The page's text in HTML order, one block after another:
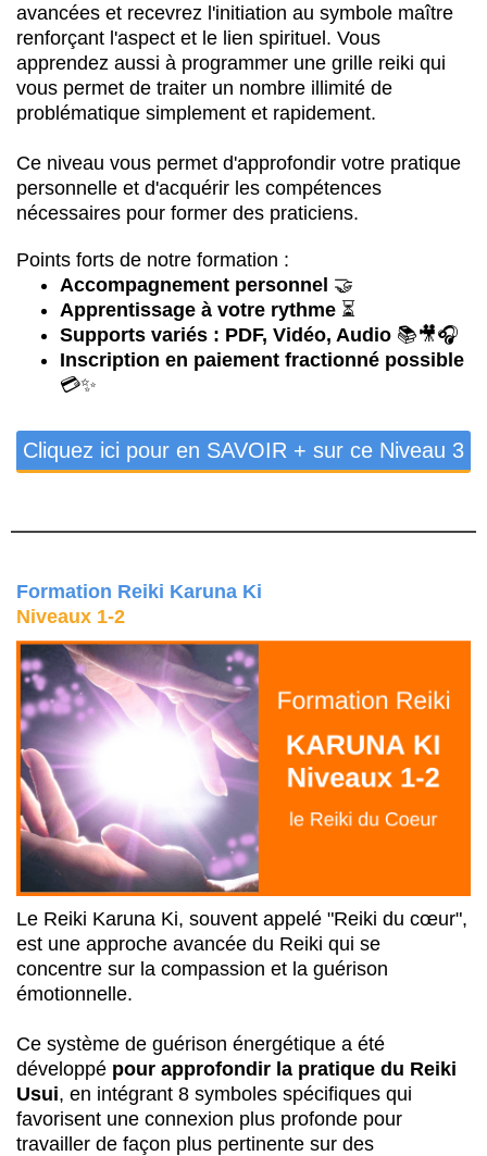
avancées et recevrez l'initiation au symbole maître
renforçant l'aspect et le lien spirituel. Vous
apprendez aussi à programmer une grille reiki qui
vous permet de traiter un nombre illimité de
problématique simplement et rapidement.
Ce niveau vous permet d'approfondir votre pratique
personnelle et d'acquérir les compétences
nécessaires pour former des praticiens.
Points forts de notre formation :
Accompagnement personnel 🤝
Apprentissage à votre rythme ⏳
Supports variés : PDF, Vidéo, Audio 📚🎥🎧
Inscription en paiement fractionné possible
💳✨
Cliquez ici pour en SAVOIR + sur ce Niveau 3
Formation Reiki Karuna Ki
Niveaux 1-2
Le Reiki Karuna Ki, souvent appelé "Reiki du cœur",
est une approche avancée du Reiki qui se
concentre sur la compassion et la guérison
émotionnelle.
Ce système de guérison énergétique a été
développé pour approfondir la pratique du Reiki
Usui, en intégrant 8 symboles spécifiques qui
favorisent une connexion plus profonde pour
travailler de façon plus pertinente sur des